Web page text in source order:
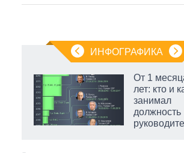
ИНФОГРАФИКА
От 1
лет: кто и
занимал
должность